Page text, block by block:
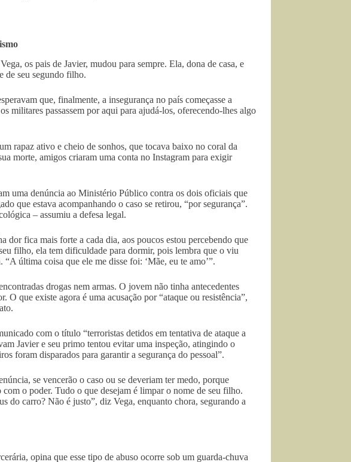
os pais de Javier, mudou para sempre. Ela, dona de casa, e
de seu segundo filho.
que, finalmente, a insegurança no país começasse a
militares passassem por aqui para ajudá-los, oferecendo-lhes algo
rapaz ativo e cheio de sonhos, que tocava baixo no coral da
morte, amigos criaram uma conta no Instagram para exigir
uma denúncia ao Ministério Público contra os dois oficiais que
que estava acompanhando o caso se retirou, “por segurança”.
– assumiu a defesa legal.
dor fica mais forte a cada dia, aos poucos estou percebendo que
filho, ela tem dificuldade para dormir, pois lembra que o viu
última coisa que ele me disse foi: ‘Mãe, eu te amo’”.
drogas nem armas. O jovem não tinha antecedentes
que existe agora é uma acusação por “ataque ou resistência”,
com o título “terroristas detidos em tentativa de ataque a
Javier e seu primo tentou evitar uma inspeção, atingindo o
foram disparados para garantir a segurança do pessoal”.
se vencerão o caso ou se deveriam ter medo, porque
com o poder. Tudo o que desejam é limpar o nome de seu filho.
do carro? Não é justo”, diz Vega, enquanto chora, segurando a
opina que esse tipo de abuso ocorre sob um guarda-chuva